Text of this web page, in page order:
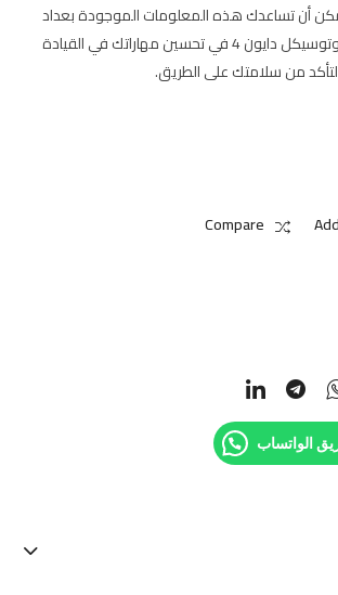
أن تساعدك هذه المعلومات الموجودة بعداد
موتوسيكل دايون 4 في تحسين مهاراتك في القيادة
من سلامتك على الطريق.
Compare
الواتساب